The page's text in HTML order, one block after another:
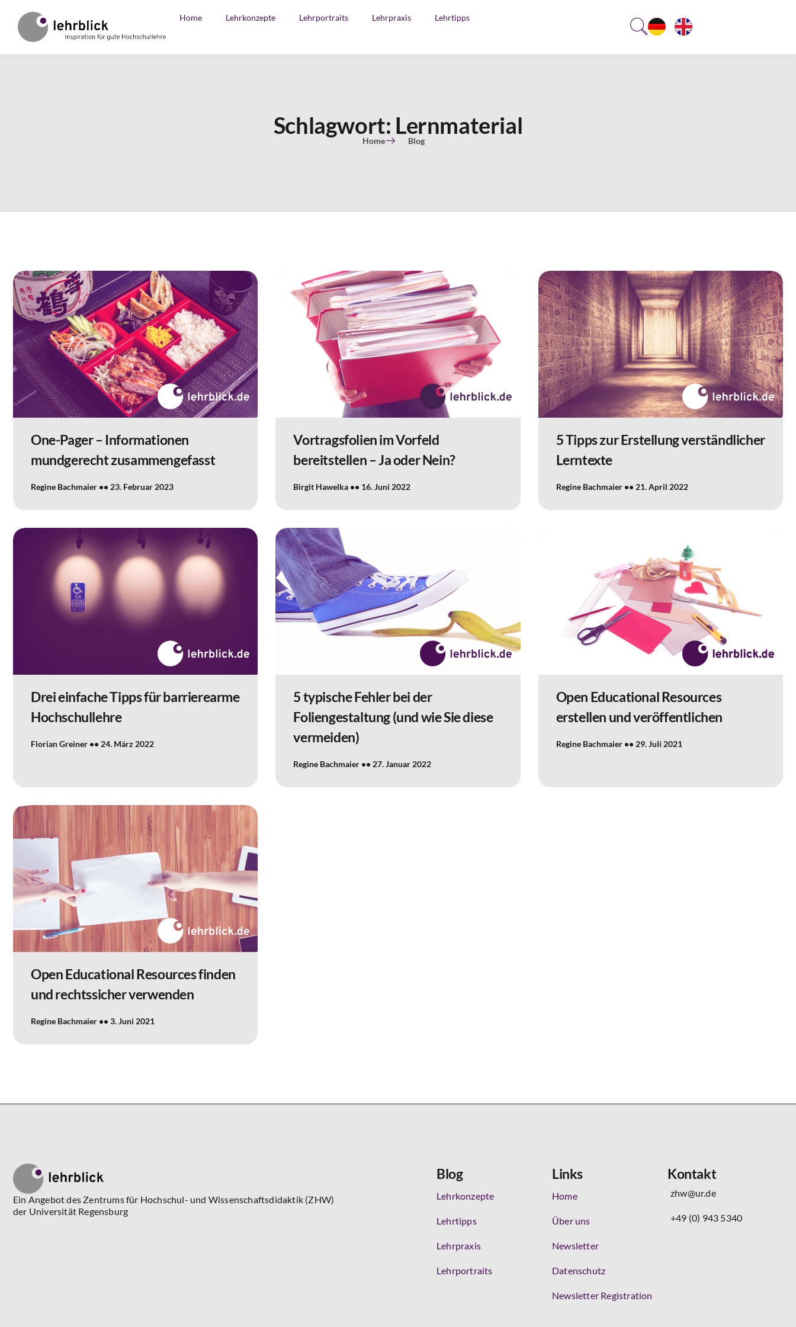
Home Lehrkonzepte Lehrportraits Lehrpraxis Lehrtipps
Schlagwort: Lernmaterial
Home Blog
One-Pager – Informationen
mundgerecht zusammengefasst
Regine Bachmaier 23. Februar 2023
Vortragsfolien im Vorfeld
bereitstellen – Ja oder Nein?
Birgit Hawelka 16. Juni 2022
5 Tipps zur Erstellung verständlicher
Lerntexte
Regine Bachmaier 21. April 2022
Drei einfache Tipps für barrierearme
Hochschullehre
Florian Greiner 24. März 2022
5 typische Fehler bei der
Foliengestaltung (und wie Sie diese
vermeiden)
Regine Bachmaier 27. Januar 2022
Open Educational Resources
erstellen und veröffentlichen
Regine Bachmaier 29. Juli 2021
Open Educational Resources finden
und rechtssicher verwenden
Regine Bachmaier 3. Juni 2021
Ein Angebot des Zentrums für Hochschul- und Wissenschaftsdidaktik (ZHW)
der Universität Regensburg
Blog
Lehrkonzepte
Lehrtipps
Lehrpraxis
Lehrportraits
Links
Home
Über uns
Newsletter
Datenschutz
Newsletter Registration
Kontakt
zhw@ur.de
+49 (0) 943 5340